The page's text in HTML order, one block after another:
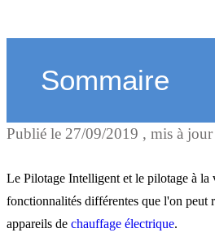
Sommaire
Le
Le
Publié le 27/09/2019 , mis à
Le Pilotage Intelligent et le pilotage à la
fonctionnalités différentes que l'on peut
appareils de chauffage électrique.